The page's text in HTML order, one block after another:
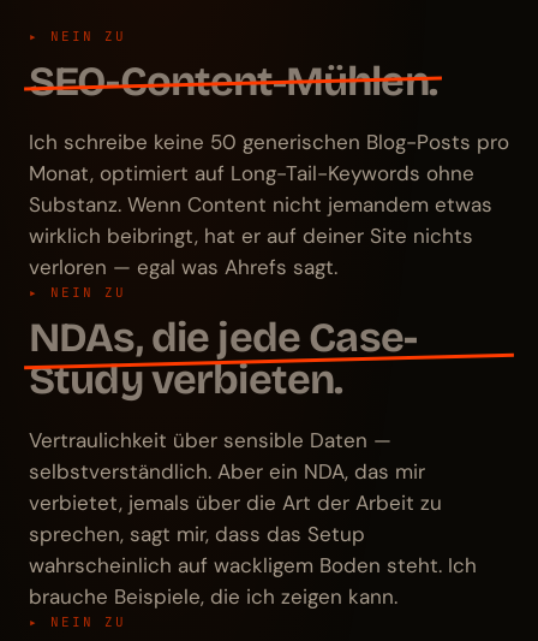
▸ NEIN ZU
SEO-Content-Mühlen.
Ich schreibe keine 50 generischen Blog-Posts pro
Monat, optimiert auf Long-Tail-Keywords ohne
Substanz. Wenn Content nicht jemandem etwas
wirklich beibringt, hat er auf deiner Site nichts
verloren — egal was Ahrefs sagt.
▸ NEIN ZU
NDAs, die jede Case-
Study verbieten.
Vertraulichkeit über sensible Daten —
selbstverständlich. Aber ein NDA, das mir
verbietet, jemals über die Art der Arbeit zu
sprechen, sagt mir, dass das Setup
wahrscheinlich auf wackligem Boden steht. Ich
brauche Beispiele, die ich zeigen kann.
▸ NEIN ZU